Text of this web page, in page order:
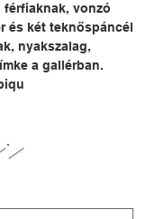
vonzó
és két teknőspáncél
nyakszalag,
a gallérban.